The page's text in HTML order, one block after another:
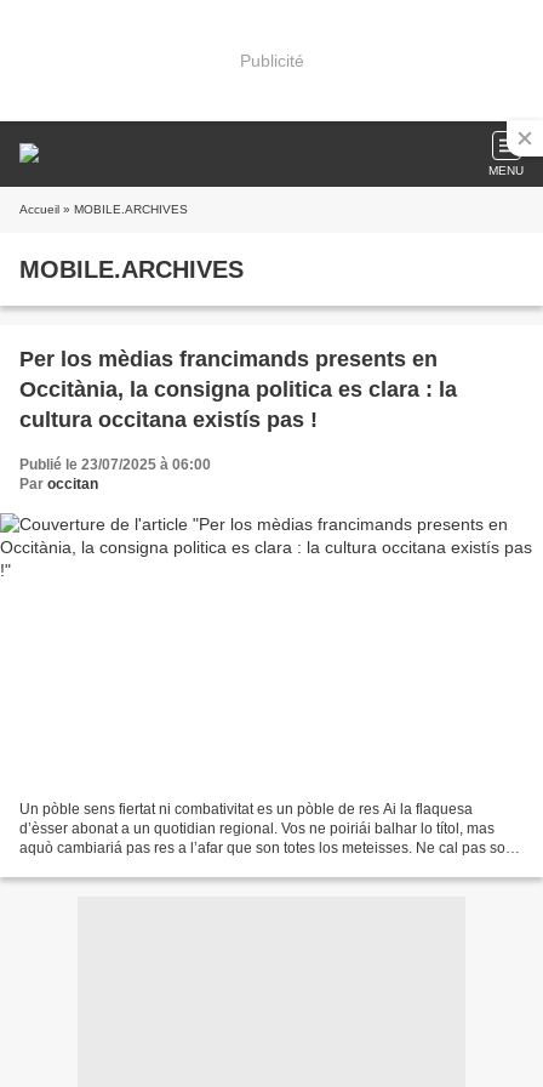
Publicité
MENU
Accueil » MOBILE.ARCHIVES
MOBILE.ARCHIVES
Per los mèdias francimands presents en
Occitània, la consigna politica es clara : la
cultura occitana existís pas !
Publié le 23/07/2025 à 06:00
Par occitan
Un pòble sens fiertat ni combativitat es un pòble de res Ai la flaquesa
d’èsser abonat a un quotidian regional. Vos ne poiriái balhar lo títol, mas
aquò cambiariá pas res a l’afar que son totes los meteisses. Ne cal pas sortir